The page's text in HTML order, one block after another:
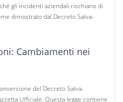
gli incidenti aziendali rischiano di
dimostrato dal Decreto Salva-
Cambiamenti nei
del Decreto Salva-
Ufficiale. Questa legge contiene